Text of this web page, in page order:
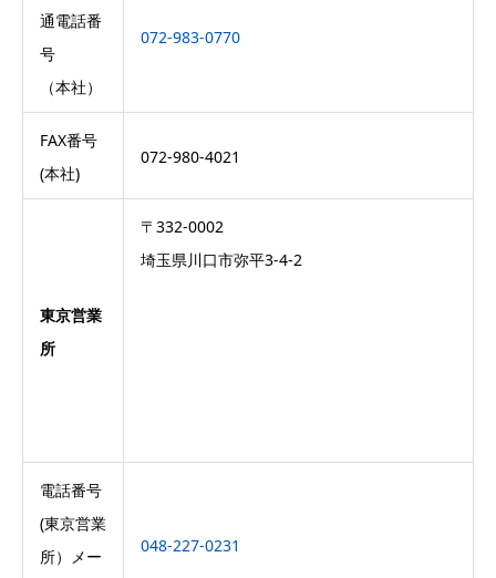
通電話番
号
（本社）
072-983-0770
FAX番号
(本社)
072-980-4021
東京営業
所
〒332-0002
埼玉県川口市弥平3-4-2
電話番号
(東京営業
所）メー
048-227-0231